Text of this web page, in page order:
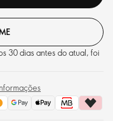
30 dias antes do atual, foi